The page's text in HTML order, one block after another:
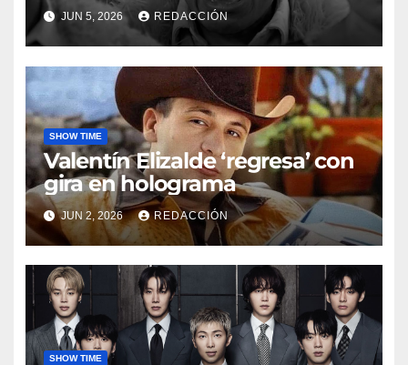
JUN 5, 2026 REDACCIÓN
SHOW TIME
Valentín Elizalde ‘regresa’ con
gira en holograma
JUN 2, 2026 REDACCIÓN
SHOW TIME